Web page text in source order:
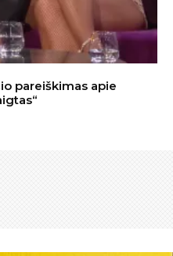
pareiškimas apie